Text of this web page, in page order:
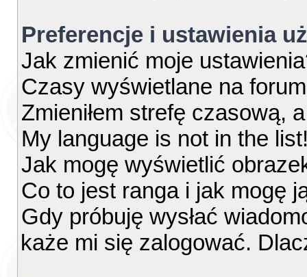
Preferencje i ustawienia
Jak zmienić moje
Czasy wyświetlane na
Zmieniłem strefę czasową,
My language is not in the
Jak mogę wyświetlić
Co to jest ranga i jak mogę
Gdy próbuję wysłać
każe mi się zalogować.